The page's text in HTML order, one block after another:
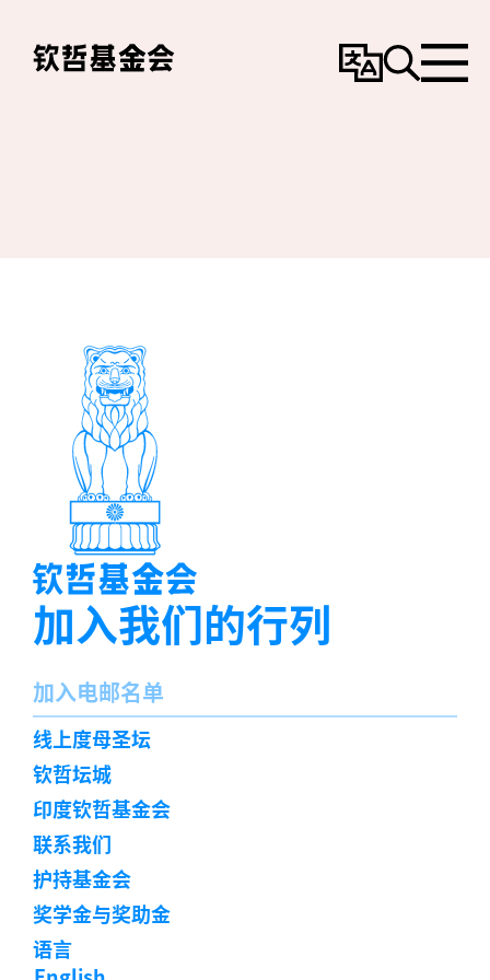
变
搜
选
加入我们的行列
名
字
加入电邮名单
订
阅
线上度母圣坛
钦哲坛城
印度钦哲基金会
联系我们
护持基金会
奖学金与奖助金
语言